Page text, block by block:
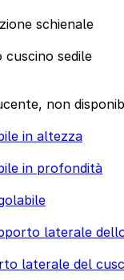
schienale
cuscino sedile
non
in altezza
in profondità
laterale
laterale del